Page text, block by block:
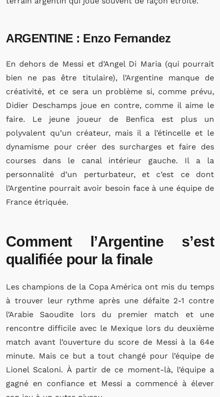
ARGENTINE : Enzo Fernandez
En dehors de Messi et d’Angel Di Maria (qui pourrait
bien ne pas être titulaire), l’Argentine manque de
créativité, et ce sera un problème si, comme prévu,
Didier Deschamps joue en contre, comme il aime le
faire. Le jeune joueur de Benfica est plus un
polyvalent qu’un créateur, mais il a l’étincelle et le
dynamisme pour créer des surcharges et faire des
courses dans le canal intérieur gauche. Il a la
personnalité d’un perturbateur, et c’est ce dont
l’Argentine pourrait avoir besoin face à une équipe de
France étriquée.
Comment l’Argentine s’est
qualifiée pour la finale
Les champions de la Copa América ont mis du temps
à trouver leur rythme après une défaite 2-1 contre
l’Arabie Saoudite lors du premier match et une
rencontre difficile avec le Mexique lors du deuxième
match avant l’ouverture du score de Messi à la 64e
minute. Mais ce but a tout changé pour l’équipe de
Lionel Scaloni. À partir de ce moment-là, l’équipe a
gagné en confiance et Messi a commencé à élever